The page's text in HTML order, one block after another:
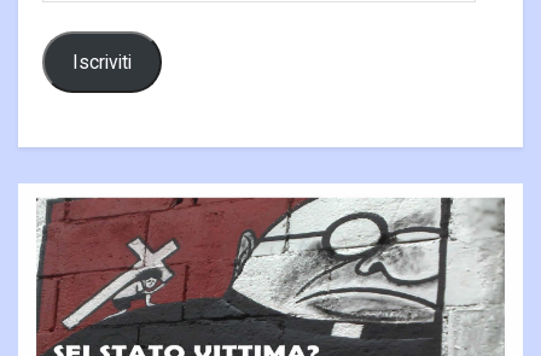
Iscriviti